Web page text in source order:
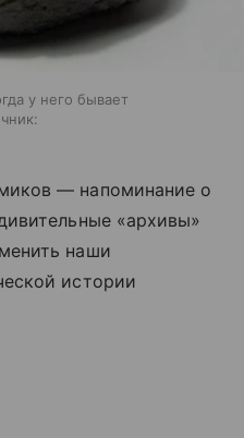
у него бывает
— напоминание о
«архивы»
наши
истории